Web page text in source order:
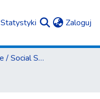
Statystyki Zaloguj
Nauki Społeczne / Social Sciences